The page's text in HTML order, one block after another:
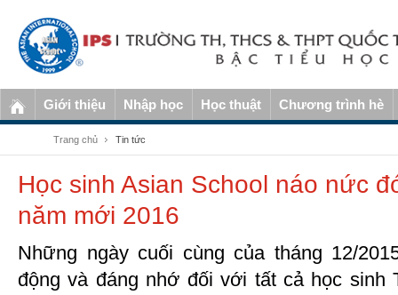
Giới thiệu Nhập học Học thuật Chương trình hè
Trang chủ Tin tức
Học sinh Asian School náo nức
năm mới 2016
Những ngày cuối cùng của tháng 12/
động và đáng nhớ đối với tất cả học sinh